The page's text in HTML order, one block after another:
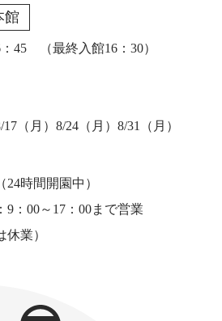
館
45 （最終入館16：30）
（月）8/24（月）8/31（月）
時間開園中）
：00～17：00まで営業
休業）